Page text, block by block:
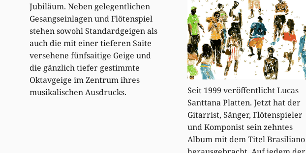
Jubiläum. Neben gelegentlichen
Gesangseinlagen und Flötenspiel
stehen sowohl Standardgeigen als
auch die mit einer tieferen Saite
versehene fünfsaitige Geige und
die gänzlich tiefer gestimmte
Oktavgeige im Zentrum ihres
musikalischen Ausdrucks.
Seit 1999 veröffentlicht Lucas
Santtana Platten. Jetzt hat der
Gitarrist, Sänger, Flötenspieler
und Komponist sein zehntes
Album mit dem Titel Brasiliano